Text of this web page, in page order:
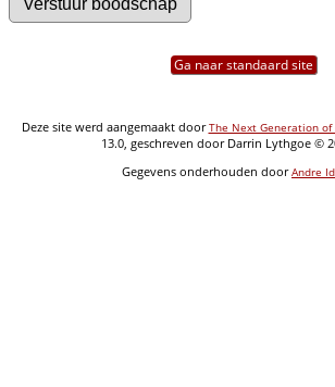
Ga naar standaard site
Deze site werd aangemaakt doorThe Next Generation of
13.0, geschreven door Darrin Lythgoe ©
Gegevens onderhouden doorAndre